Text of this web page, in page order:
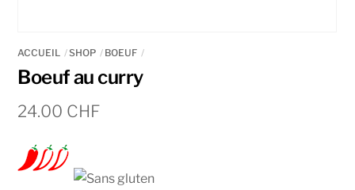
ACCUEIL SHOP BOEUF
Boeuf au curry
24.00 CHF